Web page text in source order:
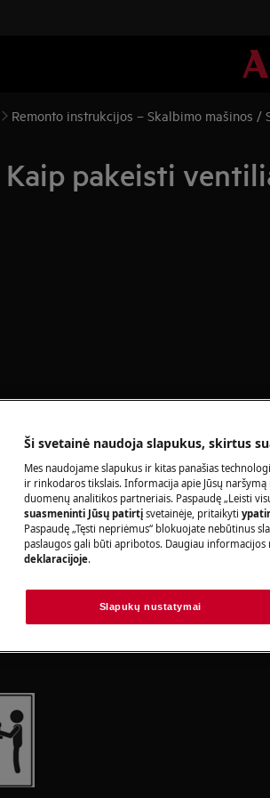
Remonto instrukcijos – Skalbimo mašinos
Kaip pakeisti
vadovo saugos informaciją
operacijas.
darbą, išjunkite prietaisą ir
Ši svetainė naudoja slapukus, skirtus
Mes naudojame slapukus ir kitas panašias
ir rinkodaros tikslais. Informacija apie Jūsų
duomenų analitikos partneriais. Paspaudę „Leisti
suasmeninti Jūsų patirtį svetainėje, pritaikyti
Paspaudę „Tęsti nepriėmus“ blokuojate nebūtinus
paslaugos gali būti apribotos. Daugiau informacijos
deklaracijoje.
Slapukų nustatymai